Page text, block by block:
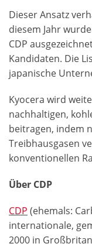
Dieser Ansatz
diesem Jahr
CDP
Kandidaten. Die
japanische
Kyocera wird
nachhaltigen,
beitragen, indem
Treibhausgasen
konventionellen
Über CDP
CDP (ehemals:
internationale,
2000 in